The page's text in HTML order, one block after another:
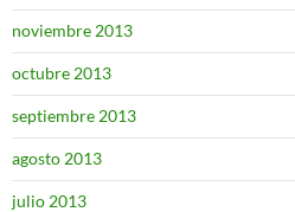
noviembre 2013
octubre 2013
septiembre 2013
agosto 2013
julio 2013